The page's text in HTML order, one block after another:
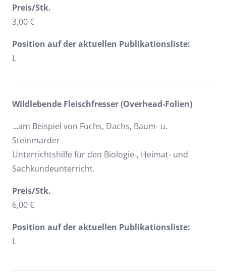
Preis/Stk.
3,00 €
Position auf der aktuellen Publikationsliste:
L
Wildlebende Fleischfresser (Overhead-Folien)
…am Beispiel von Fuchs, Dachs, Baum- u.
Steinmarder
Unterrichtshilfe für den Biologie-, Heimat- und
Sachkundeunterricht.
Preis/Stk.
6,00 €
Position auf der aktuellen Publikationsliste:
L